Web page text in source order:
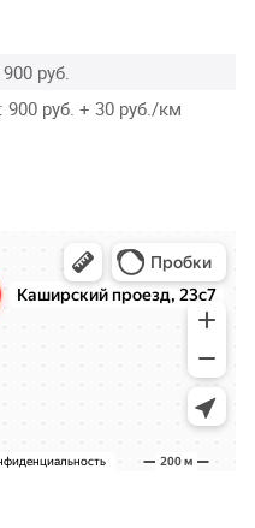
900 руб.
900 руб. + 30 руб./км